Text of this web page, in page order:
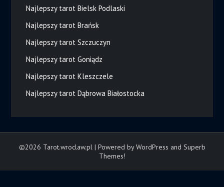
Najlepszy tarot Bielsk Podlaski
Najlepszy tarot Brańsk
Najlepszy tarot Szczuczyn
Najlepszy tarot Goniądz
Najlepszy tarot Kleszczele
Najlepszy tarot Dąbrowa Białostocka
©2026 Tarot.wroclaw.pl | Powered by WordPress and Superb
Themes!